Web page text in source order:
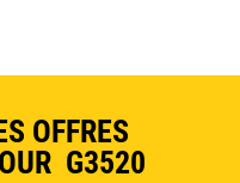
OFFRES
G3520